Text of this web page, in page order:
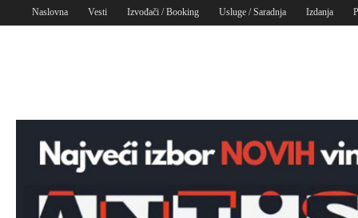
Naslovna Vesti Izvođači / Booking Usluge / Saradnja Izdanja